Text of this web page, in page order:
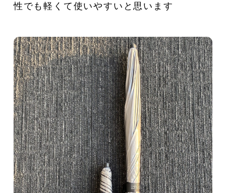
性でも軽くて使いやすいと思います